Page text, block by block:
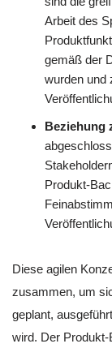
Arbeit des
gemäß der
wurden und
Beziehung
Produkt-
Diese agilen
zusammen, um
geplant,
wird. Der